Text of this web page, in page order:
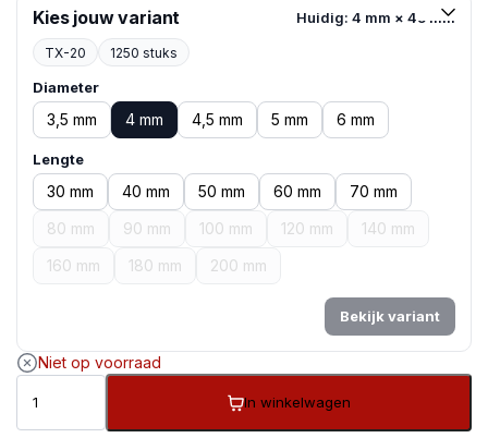
€ 64,76.€ 57,81.
Kies jouw variant Huidig: 4 mm × 45 mm
TX-20 1250 stuks
Diameter
3,5 mm 4 mm 4,5 mm 5 mm 6 mm
Lengte
30 mm 40 mm 50 mm 60 mm
70 mm
80 mm
90 mm 100 mm 120 mm
140 mm
160 mm
180 mm 200 mm
Bekijk variant
Niet op voorraad
In winkelwagen